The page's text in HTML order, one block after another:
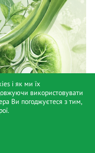
та
і як ми їх
використовувати
Ви погоджуєтеся з тим,